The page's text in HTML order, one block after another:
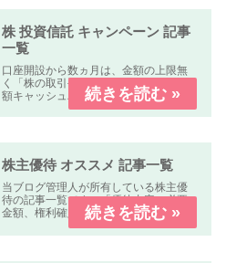
株 投資信託 キャンペーン 記事
一覧
口座開設から数ヵ月は、金額の上限無
く「株の取引手数料が無料」又は「全
額キャッシュバック」のキャンペーン
中心に掲載しています。
株主優待 オススメ 記事一覧
当ブログ管理人が所有している株主優
待の記事一覧です。「優待内容、必要
金額、権利確定日、優待到着日、使用
期限、優待利回り、配当利回り、オス
スメ度」などについて解説します。